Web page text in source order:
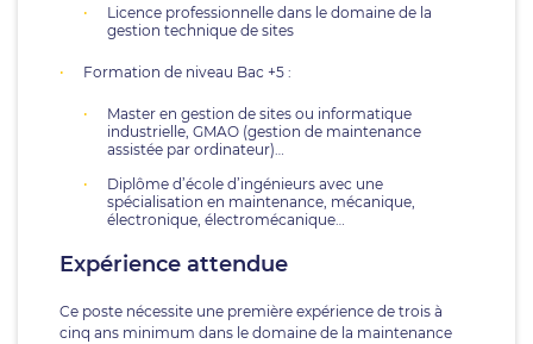
Licence professionnelle dans le domaine de la
gestion technique de sites
Formation de niveau Bac +5 :
Master en gestion de sites ou informatique
industrielle, GMAO (gestion de maintenance
assistée par ordinateur)…
Diplôme d’école d’ingénieurs avec une
spécialisation en maintenance, mécanique,
électronique, électromécanique…
Expérience attendue
Ce poste nécessite une première expérience de trois à
cinq ans minimum dans le domaine de la maintenance